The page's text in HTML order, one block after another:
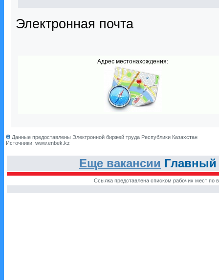
Электронная почта
Адрес местонахождения:
Данные предоставлены Электронной биржей труда Республики Казахстан
Источники: www.enbek.kz
Еще вакансии Главный
Ссылка представлена списком рабочих мест по